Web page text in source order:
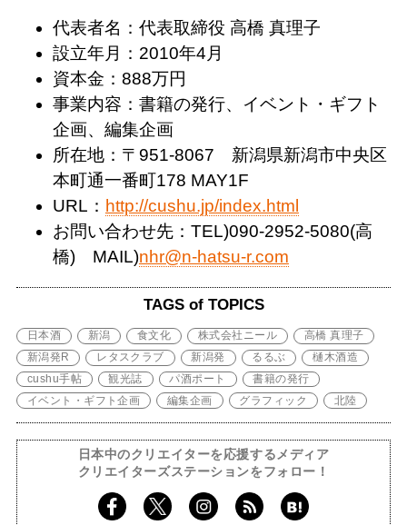
代表者名：代表取締役 高橋 真理子
設立年月：2010年4月
資本金：888万円
事業内容：書籍の発行、イベント・ギフト
企画、編集企画
所在地：〒951-8067 新潟県新潟市中央区
本町通一番町178 MAY1F
URL： http://cushu.jp/index.html
お問い合わせ先：TEL)090-2952-5080(高
橋) MAIL)nhr@n-hatsu-r.com
TAGS of TOPICS
日本酒 新潟 食文化 株式会社ニール
高橋 真理子
新潟発R
レタスクラブ 新潟発 るるぶ
樋木酒造
cushu手帖
観光誌 パ酒ポート
書籍の発行
イベント・ギフト企画
編集企画 グラフィック 北陸
日本中のクリエイターを応援するメディア
クリエイターズステーションをフォロー！